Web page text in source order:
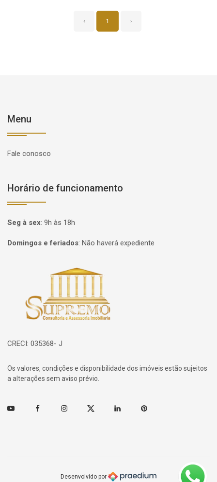
‹ 1 ›
Menu
Fale conosco
Horário de funcionamento
Seg à sex: 9h às 18h
Domingos e feriados: Não haverá expediente
Página inicial
CRECI: 035368- J
Os valores, condições e disponibilidade dos imóveis estão sujeitos
a alterações sem aviso prévio.
Youtube FacebookInstagramTwitter Linkedin Pinterest
Desenvolvido por